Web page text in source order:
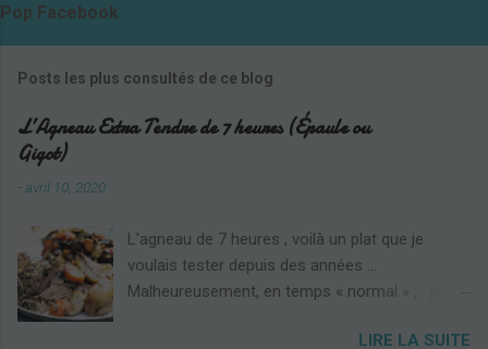
Pop Facebook
Posts les plus consultés de ce blog
L’Agneau Extra Tendre de 7 heures (Épaule ou
Gigot)
- avril 10, 2020
L'agneau de 7 heures , voilà un plat que je
voulais tester depuis des années ...
Malheureusement, en temps « normal » , je n’ai
aussi longtemps ( même si une fois qu’on a
LIRE LA SUITE